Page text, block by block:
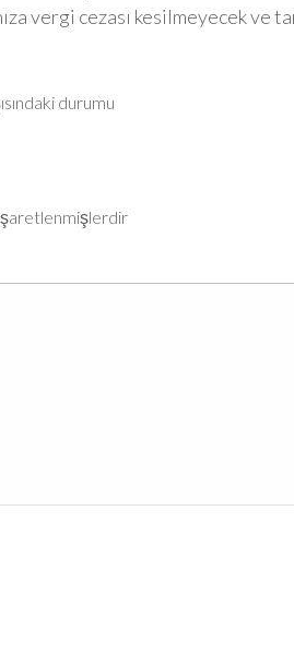
vergi cezası kesilmeyecek ve
durumu